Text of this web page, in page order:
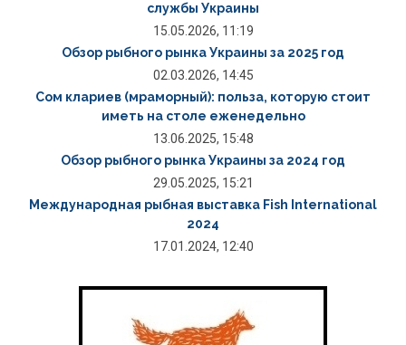
службы Украины
15.05.2026, 11:19
Обзор рыбного рынка Украины за 2025 год
02.03.2026, 14:45
Сом клариев (мраморный): польза, которую стоит
иметь на столе еженедельно
13.06.2025, 15:48
Обзор рыбного рынка Украины за 2024 год
29.05.2025, 15:21
Международная рыбная выставка Fish International
2024
17.01.2024, 12:40